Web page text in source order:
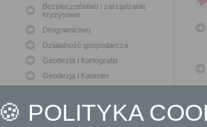
Bezpieczeństwo i zarządzanie
kryzysowe
Drogownictwo
Działalność gospodarcza
Geodezja i Kartografia
Geodezja i Kataster
Konserwacja zabytków
Ochrona Środowiska
🍪 POLITYKA